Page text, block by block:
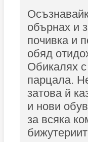
обърнах и
почивка и
обяд
Обикалях
парцала.
затова й
и нови
за всяка